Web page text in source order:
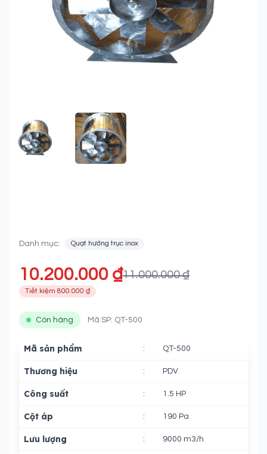
FEATURED IMAGEGALLERY IMAGE 1
Danh mục: Quạt hướng trục inox
10.200.000 ₫11.000.000 ₫
Tiết kiệm 800.000 ₫
Còn hàng Mã SP: QT-500
Mã sản phẩm : QT-500
Thương hiệu : PDV
Công suất : 1.5 HP
Cột áp : 190 Pa
Lưu lượng : 9000 m3/h